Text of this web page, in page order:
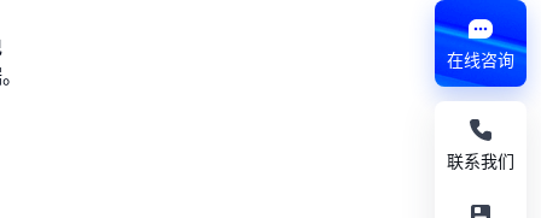
在线咨询
联系我们